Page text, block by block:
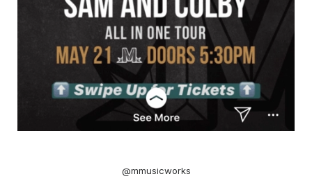
@mmusicworks